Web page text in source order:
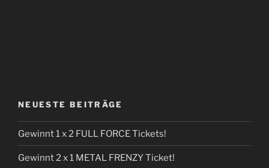
NEUESTE BEITRÄGE
Gewinnt 1 x 2 FULL FORCE Tickets!
Gewinnt 2 x 1 METAL FRENZY Ticket!